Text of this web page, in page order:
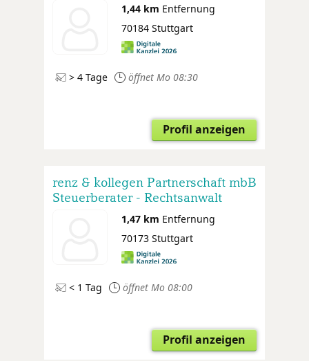
1,44 km Entfernung
70184 Stuttgart
> 4 Tage öffnet Mo 08:30
Profil anzeigen
renz & kollegen Partnerschaft mbB
Steuerberater - Rechtsanwalt
1,47 km Entfernung
70173 Stuttgart
< 1 Tag öffnet Mo 08:00
Profil anzeigen